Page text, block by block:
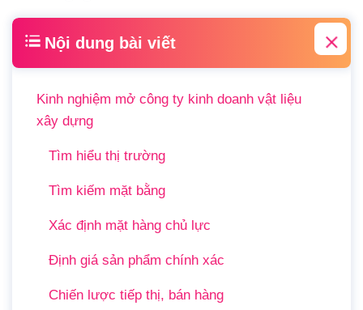
Nội dung bài viết
Kinh nghiệm mở công ty kinh doanh vật liệu
xây dựng
Tìm hiểu thị trường
Tìm kiếm mặt bằng
Xác định mặt hàng chủ lực
Định giá sản phẩm chính xác
Chiến lược tiếp thị, bán hàng